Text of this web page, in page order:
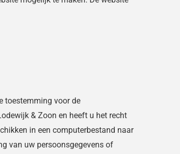
toestemming voor de
& Zoon en heeft u het recht
in een computerbestand naar
van uw persoonsgegevens of